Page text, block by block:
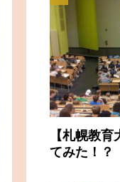
【札幌教
てみた！？